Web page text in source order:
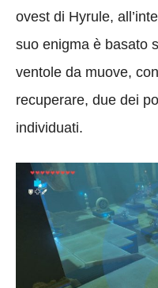
ovest di Hyrule,
suo enigma è basato
ventole da muove,
recuperare, due dei
individuati.